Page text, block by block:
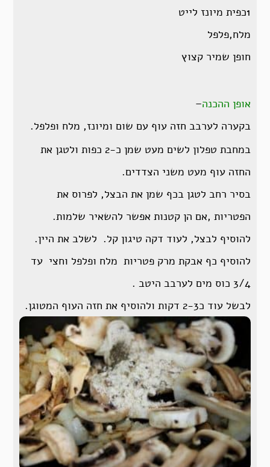
1כפית מיונז לייט
מלח,פלפל
חופן שמיר קצוץ
אופן ההכנה–
בקערה לערבב חזה עוף עם שום ומיונז, מלח ופלפל.
במחבת טפלון לשים מעט שמן כ-2 כפות ולטגן את
החזה עוף מעט משני הצדדים.
בסיר רחב לטגן בכף שמן את הבצל, לפרוס את
הפטריות ,אם הן קטנות אפשר להשאיר שלמות.
להוסיף לבצל, לעוד דקה טיגון קל. לשלב את היין.
להוסיף כף אבקת מרק פטריות מלח ופלפל וחצי עד
3/4 כוס מים לערבב היטב .
לבשל עוד כ2-3 דקות ולהוסיף את חזה העוף המטוגן.